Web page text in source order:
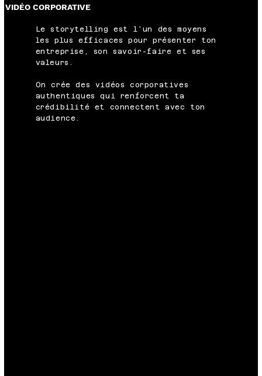
VIDÉO CORPORATIVE
Le storytelling est l’un des moyens
les plus efficaces pour présenter ton
entreprise, son savoir-faire et ses
valeurs.
On crée des vidéos corporatives
authentiques qui renforcent ta
crédibilité et connectent avec ton
audience.